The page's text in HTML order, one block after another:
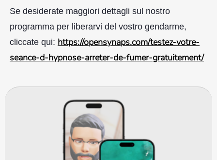
Se desiderate maggiori dettagli sul nostro
programma per liberarvi del vostro gendarme,
cliccate qui: https://opensynaps.com/testez-votre-
seance-d-hypnose-arreter-de-fumer-gratuitement/